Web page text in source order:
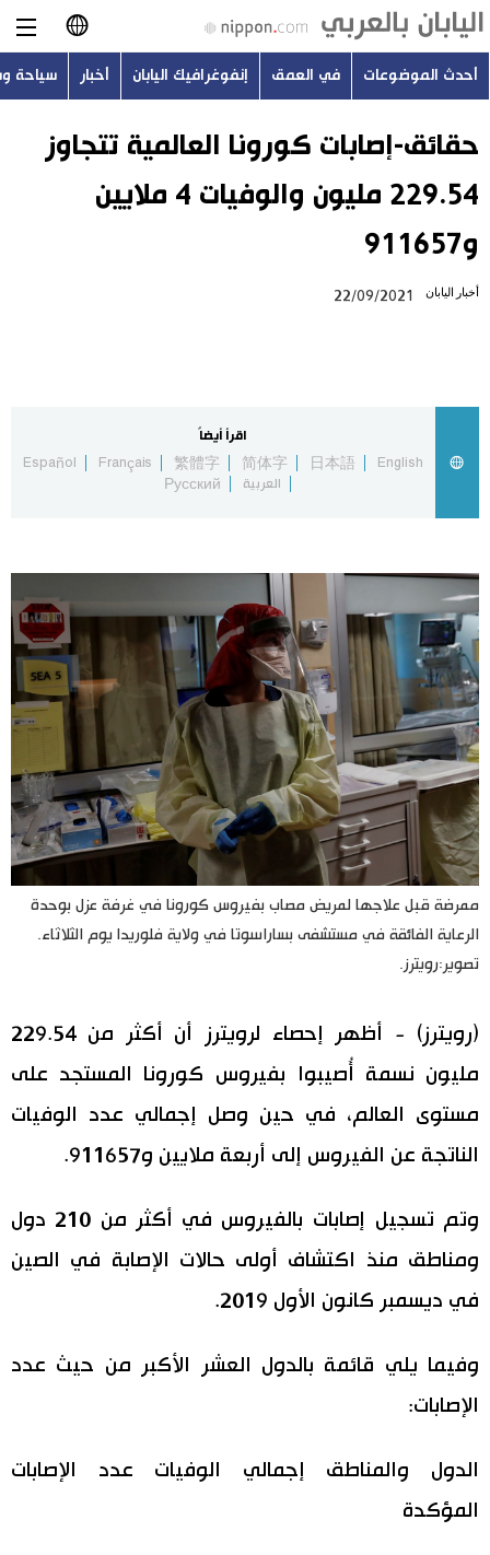
日本語
English
简体字
أحدث الموضوعات
سياحة وسفر
اليابان في فيديو
مانغا وأنيمي
علوم وتكنولوجيا
الأقسام
صور
أشخاص
تجارب وآراء
سياسة
اقتصاد
مجتمع
ثقافة
لايف ستايل
طوكيو
الأكثر تفاعلا
اللغة اليابانية
موسوعة اليابان
هو وهي
المطبخ الياباني
تواصل معنا
أحدث الموضوعات في العمق إنفوغرافيك اليابان أخبار سياحة
حقائق-إصابات كورونا العالمية تتجاوز
229.54 مليون والوفيات 4 ملايين
و911657
أخبار اليابان 22/09/2021
اقرأ أيضاً
English
日本語
简体字
繁體字
Français
Español
العربية
Русский
ممرضة قبل علاجها لمريض مصاب بفيروس كورونا في غرفة عزل بوحدة
الرعاية الفائقة في مستشفى بساراسوتا في ولاية فلوريدا يوم الثلاثاء.
تصوير:رويترز.
(رويترز) - أظهر إحصاء لرويترز أن أكثر من 229.54
‬مليون نسمة أُصيبوا بفيروس كورونا المستجد على
مستوى العالم، في حين وصل إجمالي عدد الوفيات
الناتجة عن الفيروس إلى أربعة ملايين و911657.
وتم تسجيل إصابات بالفيروس في أكثر من 210 دول
ومناطق منذ اكتشاف أولى حالات الإصابة في الصين
في ديسمبر كانون الأول 2019.
وفيما يلي قائمة بالدول العشر الأكبر من حيث عدد
الإصابات:
الدول والمناطق إجمالي الوفيات عدد الإصابات
المؤكدة